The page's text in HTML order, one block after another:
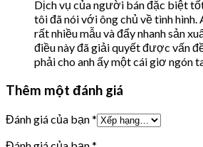
Dịch vụ của người bán đặc biệt
tôi đã nói với ông chủ về tình hình.
rất nhiều mẫu và đẩy nhanh sản
điều này đã giải quyết được vấn
phải cho anh ấy một cái giơ ngón
Thêm một đánh giá
Đánh giá của bạn*